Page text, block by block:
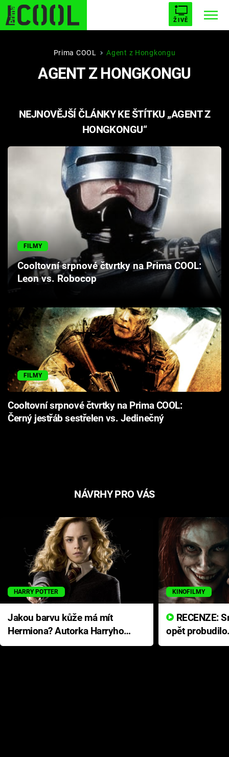
ŽIVĚ
STARHOUSE BUFFY, PŘEMOŽITELKA UPÍRŮ
PLNEJ KOTEL AVENGERS 5
Cool Esport
Pořady
TV Program
Sledujte prima+
Přihlášení
Sledujte nás
Prima COOL Agent z Hongkongu
AGENT Z HONGKONGU
NEJNOVĚJŠÍ ČLÁNKY KE ŠTÍTKU „AGENT Z
HONGKONGU“
FILMY
Cooltovní srpnové čtvrtky na Prima COOL:
Leon vs. Robocop
FILMY
Cooltovní srpnové čtvrtky na Prima COOL:
Černý jestřáb sestřelen vs. Jedinečný
NÁVRHY PRO VÁS
HARRY POTTER
Jakou barvu kůže má mít
Hermiona? Autorka Harryho
Pottera přišla s ráznou
KINOFILMY
opět
přichází s